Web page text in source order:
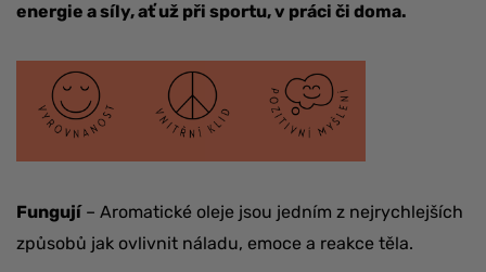
energie a síly, ať už při sportu, v práci či doma.
Fungují– Aromatické oleje jsou jedním z nejrychlejších
způsobů jak ovlivnit náladu, emoce a reakce těla.